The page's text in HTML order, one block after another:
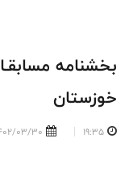
-
بخشنامه
خوزستان
19:35
03/30